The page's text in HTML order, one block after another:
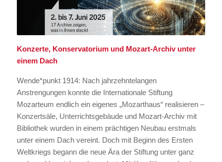
Konzerte, Konservatorium und Mozart-Archiv unter
einem Dach
Wende*punkt 1914: Nach jahrzehntelangen
Anstrengungen konnte die Internationale Stiftung
Mozarteum endlich ein eigenes „Mozarthaus“ realisieren –
Konzertsäle, Unterrichtsgebäude und Mozart-Archiv mit
Bibliothek wurden in einem prächtigen Neubau erstmals
unter einem Dach vereint. Doch mit Beginn des Ersten
Weltkriegs begann die neue Ära der Stiftung unter ganz